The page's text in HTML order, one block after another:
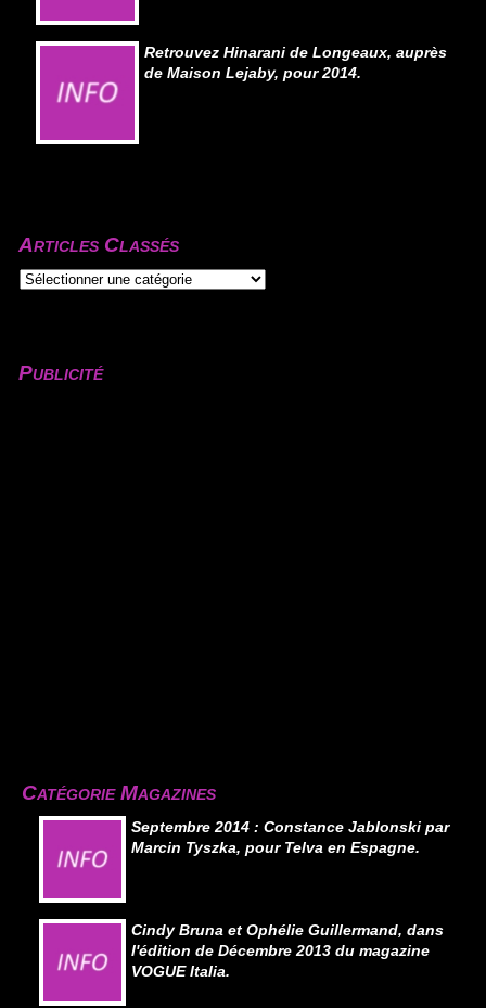
Retrouvez Hinarani de Longeaux, auprès
de Maison Lejaby, pour 2014.
Articles Classés
Publicité
Catégorie Magazines
Septembre 2014 : Constance Jablonski par
Marcin Tyszka, pour Telva en Espagne.
Cindy Bruna et Ophélie Guillermand, dans
l'édition de Décembre 2013 du magazine
VOGUE Italia.